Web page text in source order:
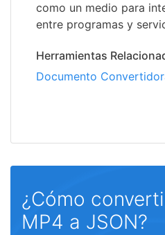
como un medio para
entre programas y
Herramientas
Documento
¿Cómo
MP4 a JSON?